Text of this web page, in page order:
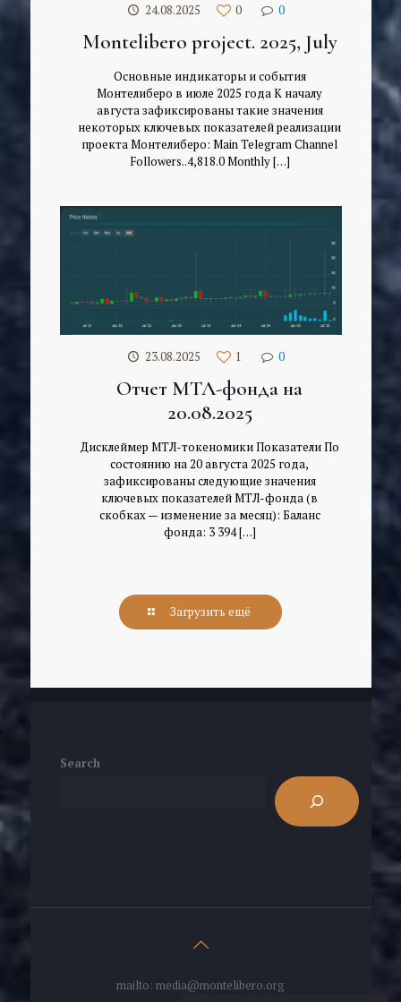
24.08.2025 0 0
Montelibero project. 2025, July
Основные индикаторы и события
Монтелиберо в июле 2025 года К началу
августа зафиксированы такие значения
некоторых ключевых показателей реализации
проекта Монтелиберо: Main Telegram Channel
Followers..4,818.0 Monthly[…]
23.08.2025 1 0
Отчет МТЛ-фонда на
20.08.2025
Дисклеймер МТЛ-токеномики Показатели По
состоянию на 20 августа 2025 года,
зафиксированы следующие значения
ключевых показателей МТЛ-фонда (в
скобках — изменение за месяц): Баланс
фонда: 3 394[…]
Загрузить ещё
Search
mailto: media@montelibero.org